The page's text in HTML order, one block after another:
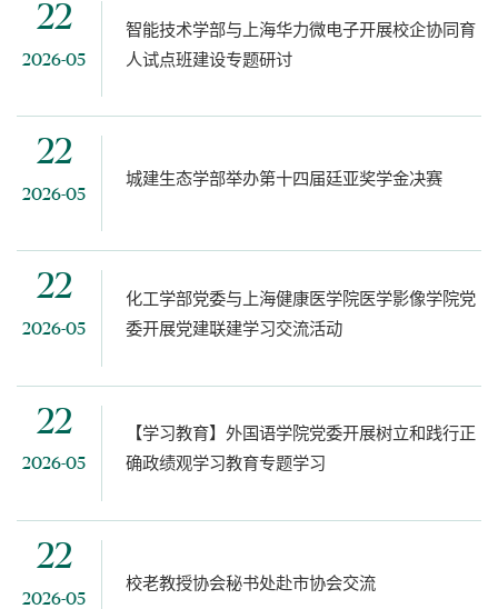
22
2026-05
智能技术学部与上海华力微电子开展校企协同育
人试点班建设专题研讨
22
2026-05
城建生态学部举办第十四届廷亚奖学金决赛
22
2026-05
化工学部党委与上海健康医学院医学影像学院党
委开展党建联建学习交流活动
22
2026-05
【学习教育】外国语学院党委开展树立和践行正
确政绩观学习教育专题学习
22
2026-05
校老教授协会秘书处赴市协会交流